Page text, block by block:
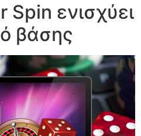
ενισχύει
βάσης